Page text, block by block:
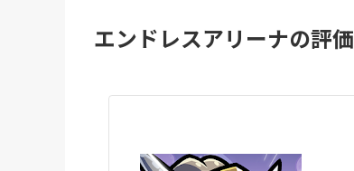
エンドレスアリーナの評価